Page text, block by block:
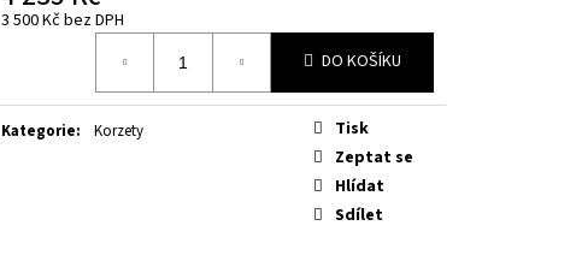
3 500 Kč bez DPH
DO KOŠÍKU
Kategorie: Korzety
Tisk
Zeptat se
Hlídat
Sdílet